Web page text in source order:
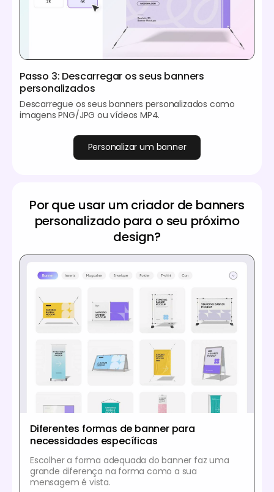
Passo 3: Descarregar os seus banners
personalizados
Descarregue os seus banners personalizados como
imagens PNG/JPG ou vídeos MP4.
Personalizar um banner
Por que usar um criador de banners
personalizado para o seu próximo
design?
Diferentes formas de banner para
necessidades específicas
Escolher a forma adequada do banner faz uma
grande diferença na forma como a sua
mensagem é vista.